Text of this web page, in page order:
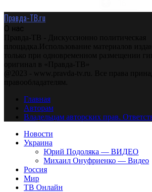
Правда-ТВ.ru
О нас
Правда-ТВ - Дискуссионно политическая
площадка.Использование материалов
только при одновременном размещении
оригинал в «Правда-ТВ»
@2023 - www.pravda-tv.ru. Все права
правообладателям.
Главная
Авторам
Владельцам авторских прав.
Новости
Украина
Юрий Подоляка — ВИДЕО
Михаил Онуфриенко — Видео
Россия
Мир
ТВ Онлайн